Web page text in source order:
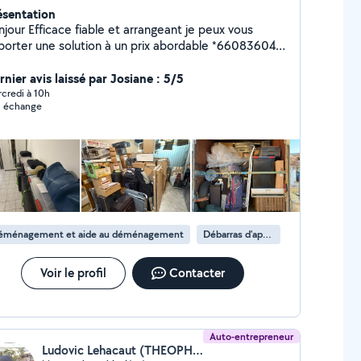
et arrangeant je peux vous
une solution à un prix abordable *660836040
déchargement mais aussi enlèvement
vide maison mise en déchèterie de
avis laissé par Josiane : 5/5
à 10h
échange
et aide au déménagement Débarras d'appartement
Voir le profil Contacter
Auto-entrepreneur
Ludovic Lehacaut (THEOPHILIA)